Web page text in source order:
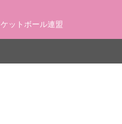
ットボール連盟